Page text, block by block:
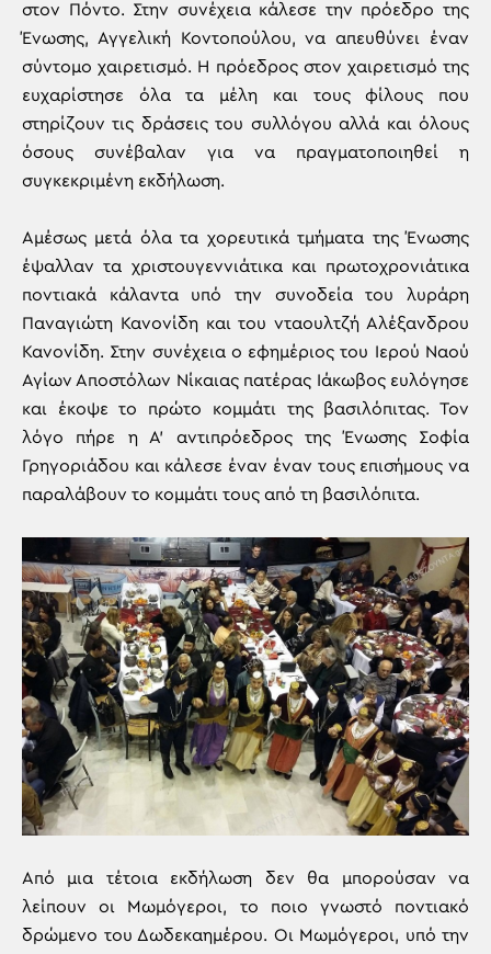
στον Πόντο. Στην συνέχεια κάλεσε την πρόεδρο της
Ένωσης, Αγγελική Κοντοπούλου, να απευθύνει έναν
σύντομο χαιρετισμό. Η πρόεδρος στον χαιρετισμό της
ευχαρίστησε όλα τα μέλη και τους φίλους που
στηρίζουν τις δράσεις του συλλόγου αλλά και όλους
όσους συνέβαλαν για να πραγματοποιηθεί η
συγκεκριμένη εκδήλωση.
Αμέσως μετά όλα τα χορευτικά τμήματα της Ένωσης
έψαλλαν τα χριστουγεννιάτικα και πρωτοχρονιάτικα
ποντιακά κάλαντα υπό την συνοδεία του λυράρη
Παναγιώτη Κανονίδη και του νταουλτζή Αλέξανδρου
Κανονίδη. Στην συνέχεια o εφημέριος του Ιερού Ναού
Αγίων Αποστόλων Νίκαιας πατέρας Ιάκωβος ευλόγησε
και έκοψε το πρώτο κομμάτι της βασιλόπιτας. Τον
λόγο πήρε η Α’ αντιπρόεδρος της Ένωσης Σοφία
Γρηγοριάδου και κάλεσε έναν έναν τους επισήμους να
παραλάβουν το κομμάτι τους από τη βασιλόπιτα.
Από μια τέτοια εκδήλωση δεν θα μπορούσαν να
λείπουν οι Μωμόγεροι, το ποιο γνωστό ποντιακό
δρώμενο του Δωδεκαημέρου. Οι Μωμόγεροι, υπό την